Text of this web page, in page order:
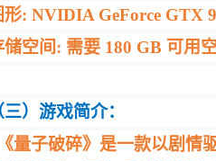
形: NVIDIA GeForce GTX
储空间: 需要 180 GB 可用
三）游戏简介：
《量子破碎》是一款以剧